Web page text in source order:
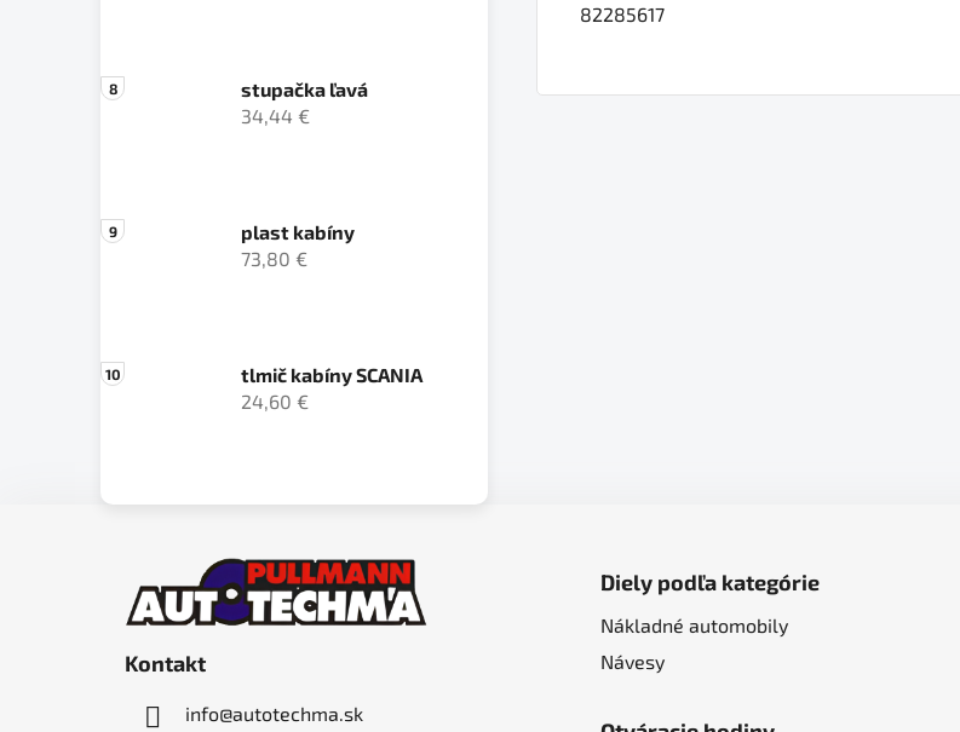
stupačka ľavá
34,44 €
plast kabíny
73,80 €
tlmič kabíny SCANIA
24,60 €
82285617
Kontakt
info@autotechma.sk
Diely podľa kategórie
Nákladné automobily
Návesy